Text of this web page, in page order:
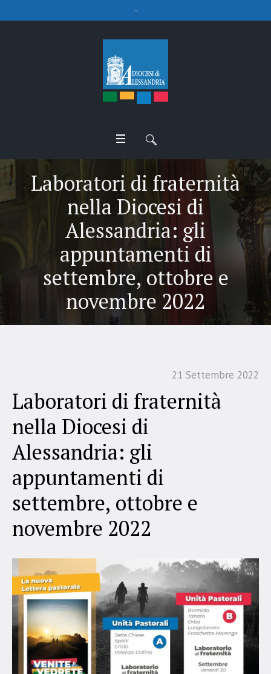
Laboratori di fraternità
nella Diocesi di
Alessandria: gli
appuntamenti di
settembre, ottobre e
novembre 2022
21 Settembre 2022
Laboratori di fraternità
nella Diocesi di
Alessandria: gli
appuntamenti di
settembre, ottobre e
novembre 2022